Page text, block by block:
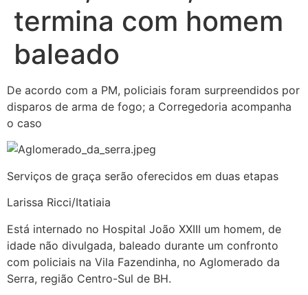
termina com homem
baleado
De acordo com a PM, policiais foram surpreendidos por
disparos de arma de fogo; a Corregedoria acompanha
o caso
Serviços de graça serão oferecidos em duas etapas
Larissa Ricci/Itatiaia
Está internado no Hospital João XXIII um homem, de
idade não divulgada, baleado durante um confronto
com policiais na Vila Fazendinha, no Aglomerado da
Serra, região Centro-Sul de BH.